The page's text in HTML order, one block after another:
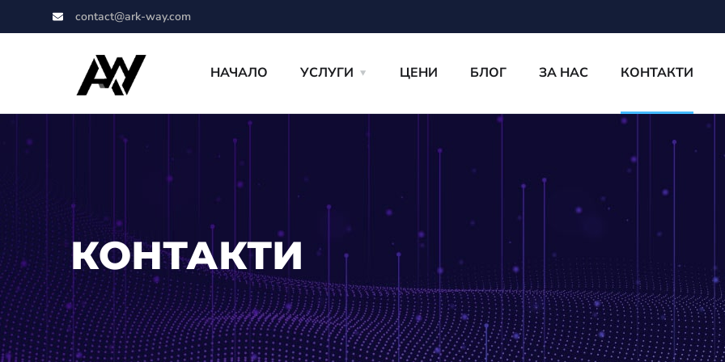
contact@ark-way.com
НАЧАЛО УСЛУГИ ЦЕНИ БЛОГ ЗА НАС КОНТАКТИ
КОНТАКТИ